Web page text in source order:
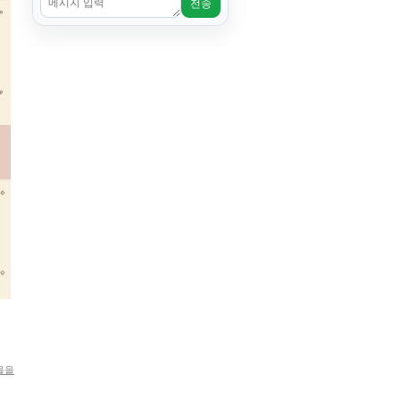
을
전송